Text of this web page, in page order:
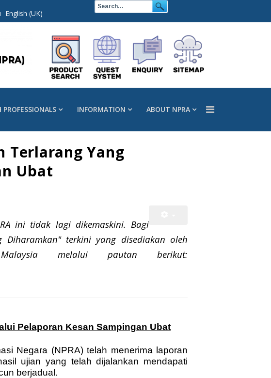
English (UK)
PROFESSIONALS INFORMATION ABOUT NPRA
Terlarang Yang
Ubat
ini tidak lagi dikemaskini. Bagi
terkini yang disediakan oleh
Malaysia melalui pautan berikut:
Pelaporan Kesan Sampingan Ubat
Negara (NPRA) telah menerima laporan
ujian yang telah dijalankan mendapati
berjadual.